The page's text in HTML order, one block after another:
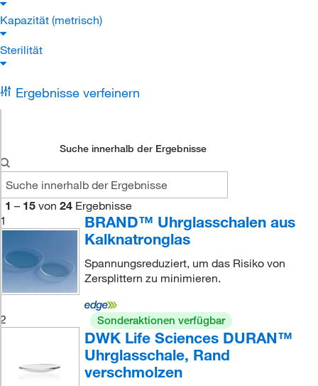
Kapazität (metrisch)
Sterilität
Ergebnisse verfeinern
Suche innerhalb der Ergebnisse
1 – 15 von 24 Ergebnisse
1
BRAND™ Uhrglasschalen aus
Kalknatronglas
Spannungsreduziert, um das Risiko von
Zersplittern zu minimieren.
2 Sonderaktionen verfügbar
DWK Life Sciences DURAN™
Uhrglasschale, Rand
verschmolzen